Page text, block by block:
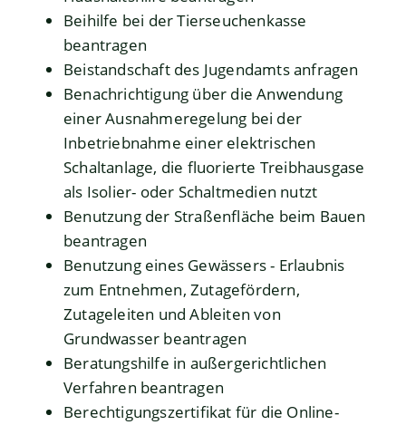
Beihilfe bei der Tierseuchenkasse
beantragen
Beistandschaft des Jugendamts anfragen
Benachrichtigung über die Anwendung
einer Ausnahmeregelung bei der
Inbetriebnahme einer elektrischen
Schaltanlage, die fluorierte Treibhausgase
als Isolier- oder Schaltmedien nutzt
Benutzung der Straßenfläche beim Bauen
beantragen
Benutzung eines Gewässers - Erlaubnis
zum Entnehmen, Zutagefördern,
Zutageleiten und Ableiten von
Grundwasser beantragen
Beratungshilfe in außergerichtlichen
Verfahren beantragen
Berechtigungszertifikat für die Online-